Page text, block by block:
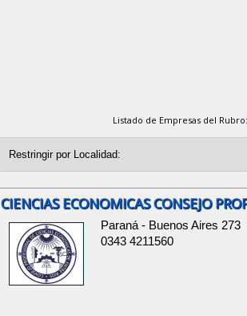
Listado de Empresas del Rubro:
CIENCIAS ECONOMICAS CONSEJO
Paraná - Buenos Aires 273
0343 4211560